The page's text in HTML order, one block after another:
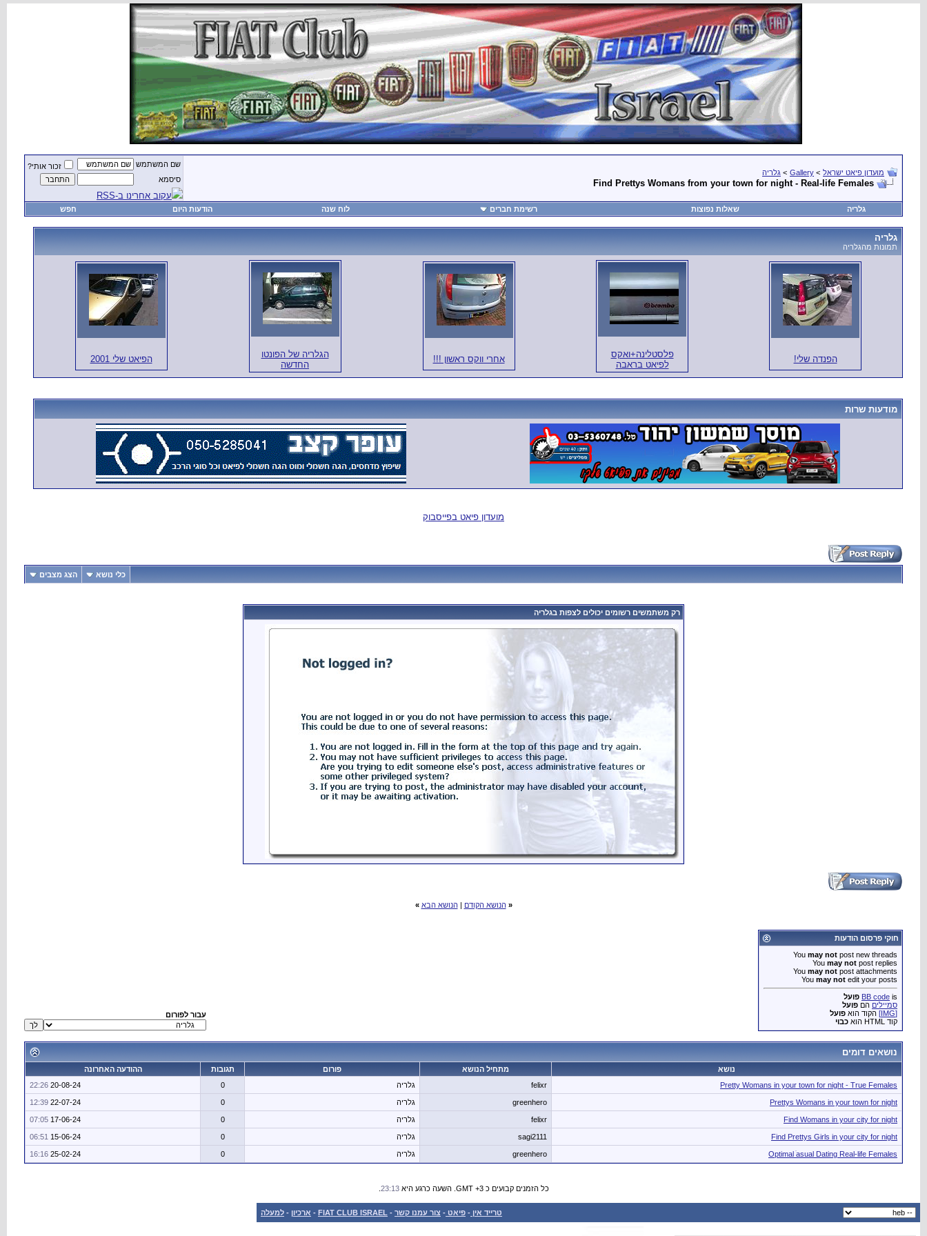
מועדון פיאט ישראל >
Gallery
> גלריה
Find Prettys Womans from your town for night - Real-life Females
שם המשתמש
זכור אותי?
סיסמא
עקוב אחרינו ב-RSS
גלריה שאלות נפוצות רשימת חברים לוח שנה הודעות היום חפש
גלריה
תמונות מהגלריה
הפנדה שלי!
פלסטלינה+ואקס
לפיאט בראבה
אחרי ווקס ראשון !!!
הגלריה של הפונטו
החדשה
הפיאט שלי 2001
מודעות שרות
מועדון פיאט בפייסבוק
כלי נושא הצג מצבים
רק משתמשים רשומים יכולים לצפות בגלריה
« הנושא הקודם | הנושא הבא »
חוקי פרסום הודעות
You may not post new threads
You may not post replies
You may not post attachments
You may not edit your posts
BB code is
פועל
סמיילים הם פועל
[IMG]
הקוד הוא פועל
קוד HTML הוא
כבוי
עבור לפורום
נושאים דומים
נושא מתחיל הנושא פורום תגובות
ההודעה האחרונה
Pretty Womans in your town for night - True Females
felixr גלריה 0
20-08-24
22:26
Prettys Womans in your town for night
greenhero גלריה 0
22-07-24
12:39
Find Womans in your city for night
felixr גלריה 0
17-06-24
07:05
Find Prettys Girls in your city for night
sagi2111 גלריה 0
15-06-24
06:51
Optimal ׁasual Dating Real-life Females greenhero גלריה 0
25-02-24
16:16
כל הזמנים קבועים כ GMT +3. השעה כרגע היא 23:13
טרייד אין - פיאט - צור עמנו קשר -
FIAT CLUB ISRAEL
- ארכיון - למעלה